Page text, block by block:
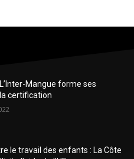
Mangue forme ses
certification
le travail des enfants : La Côte